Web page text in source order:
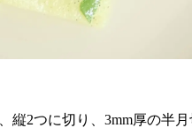
2つに切り、3mm厚の半月